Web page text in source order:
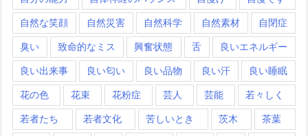
自然な笑顔 自然災害 自然科学 自然素材 自閉症
臭い 致命的なミス 興奮状態 舌 良いエネルギー
良い出来事 良い匂い 良い品物 良い汗 良い睡眠
花の色 花束 花粉症 芸人 芸能 若々しく
若者たち 若者文化 苦しいとき 茨木 茶葉